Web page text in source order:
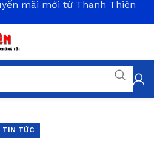
TIN TỨC
mãi mới từ Thanh Thiên